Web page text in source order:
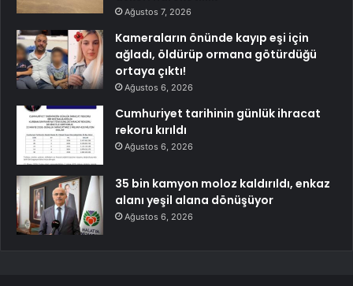
Ağustos 7, 2026
Kameraların önünde kayıp eşi için
ağladı, öldürüp ormana götürdüğü
ortaya çıktı!
Ağustos 6, 2026
Cumhuriyet tarihinin günlük ihracat
rekoru kırıldı
Ağustos 6, 2026
35 bin kamyon moloz kaldırıldı, enkaz
alanı yeşil alana dönüşüyor
Ağustos 6, 2026